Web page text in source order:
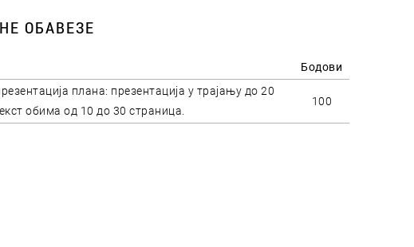
ОБАВЕЗЕ
Бодови
плана: презентација у трајању до 20
обима од 10 до 30 страница.
100